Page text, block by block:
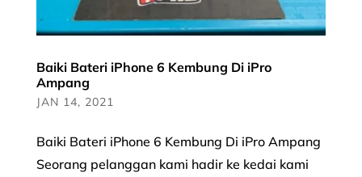
Baiki Bateri iPhone 6 Kembung Di iPro
Ampang
JAN 14, 2021
Baiki Bateri iPhone 6 Kembung Di iPro Ampang
Seorang pelanggan kami hadir ke kedai kami